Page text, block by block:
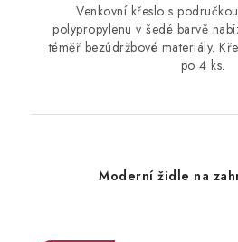
Venkovní křeslo s
polypropylenu v šedé barvě
téměř bezúdržbové materiály.
po 4 ks.
Moderní židle na